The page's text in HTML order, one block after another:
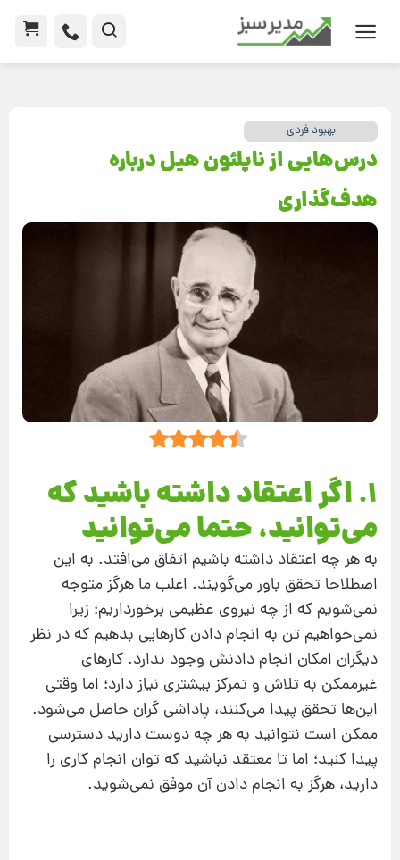
بهبود فردی
درس‌هایی از ناپلئون هیل درباره
هدف‌گذاری
1. اگر اعتقاد داشته باشید که
می‌توانید، حتما می‌توانید
به هر‌ چه اعتقاد داشته باشیم اتفاق می‌افتد. به این
اصطلاحا تحقق باور می‌گویند. اغلب ما هرگز متوجه
نمی‌شویم که از چه نیروی عظیمی برخورداریم؛ زیرا
نمی‌خواهیم تن به انجام دادن کارهایی بدهیم که در‌ نظر
دیگران امکان انجام دادنش وجود ندارد. کارهای
غیر‌ممکن به تلاش و تمرکز بیشتری نیاز دارد؛ اما وقتی
این‌ها تحقق پیدا می‌کنند، پاداشی گران حاصل می‌شود.
ممکن است نتوانید به هر چه دوست دارید دسترسی
پیدا کنید؛ اما تا معتقد نباشید که توان انجام کاری را
دارید، هرگز به انجام دادن آن موفق نمی‌شوید.